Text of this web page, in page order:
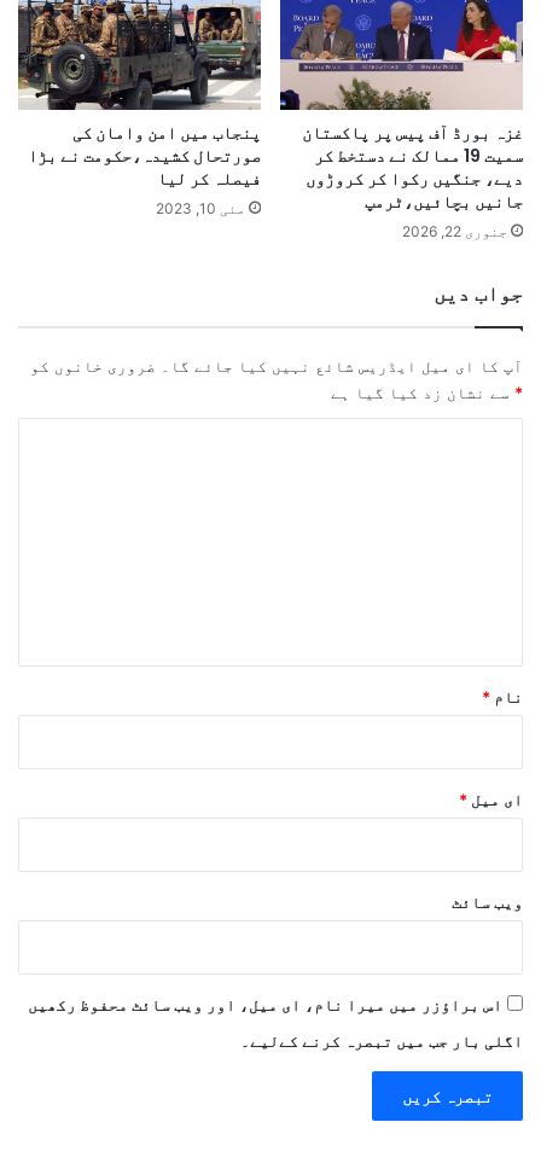
غزہ بورڈ آف پیس پر پاکستان
سمیت 19 ممالک نے دستخط کر
دیے، جنگیں رکوا کر کروڑوں
جانیں بچائیں،ٹرمپ
جنوری 22, 2026
پنجاب میں امن وامان کی
صورتحال کشیدہ،حکومت نے بڑا
فیصلہ کر لیا
مئی 10, 2023
جواب دیں
آپ کا ای میل ایڈریس شائع نہیں کیا جائے گا۔
ضروری خانوں کو
* سے نشان زد کیا گیا ہے
نام *
ای میل *
ویب‌ سائٹ
اس براؤزر میں میرا نام، ای میل، اور ویب سائٹ محفوظ رکھیں
اگلی بار جب میں تبصرہ کرنے کےلیے۔